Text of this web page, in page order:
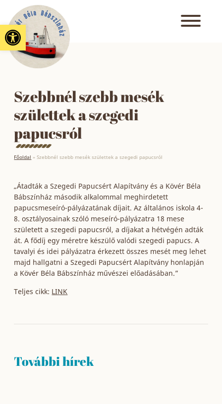
Eszköztár megnyitása
Szebbnél szebb mesék
születtek a szegedi
papucsról
Főoldal »Szebbnél szebb mesék születtek a szegedi papucsról
„Átadták a Szegedi Papucsért Alapítvány és a Kövér Béla
Bábszínház második alkalommal meghirdetett
papucsmeseíró-pályázatának díjait. Az általános iskola 4-
8. osztályosainak szóló meseíró-pályázatra 18 mese
született a szegedi papucsról, a díjakat a hétvégén adták
át. A fődíj egy méretre készülő valódi szegedi papucs. A
tavalyi és idei pályázatra érkezett összes mesét meg lehet
majd hallgatni a Szegedi Papucsért Alapítvány honlapján
a Kövér Béla Bábszínház művészei előadásában.”
Teljes cikk: LINK
További hírek